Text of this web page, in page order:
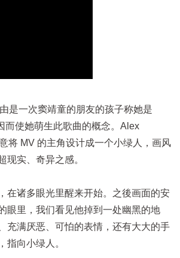
是一次窦靖童的朋友的孩子称她是
而使她萌生此歌曲的概念。Alex
将 MV 的主角设计成一个小绿人，画风
现实、奇异之感。
在诸多眼光里醒来开始。之後画面的安
眼里，我们看见他掉到一处幽黑的地
充满厌恶、可怕的表情，还有大大的手
指向小绿人。